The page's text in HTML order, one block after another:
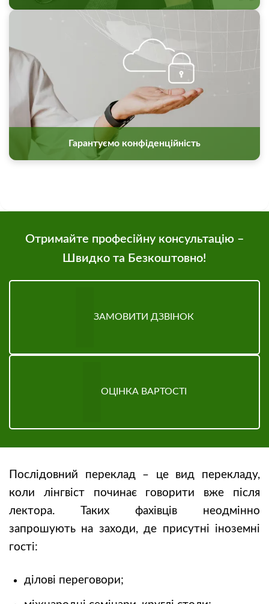
Гарантуємо конфіденційність
Отримайте професійну консультацію –
Швидко та Безкоштовно!
ЗАМОВИТИ ДЗВІНОК
ОЦІНКА ВАРТОСТІ
Послідовний переклад – це вид перекладу,
коли лінгвіст починає говорити вже після
лектора. Таких фахівців неодмінно
запрошують на заходи, де присутні іноземні
гості:
ділові переговори;